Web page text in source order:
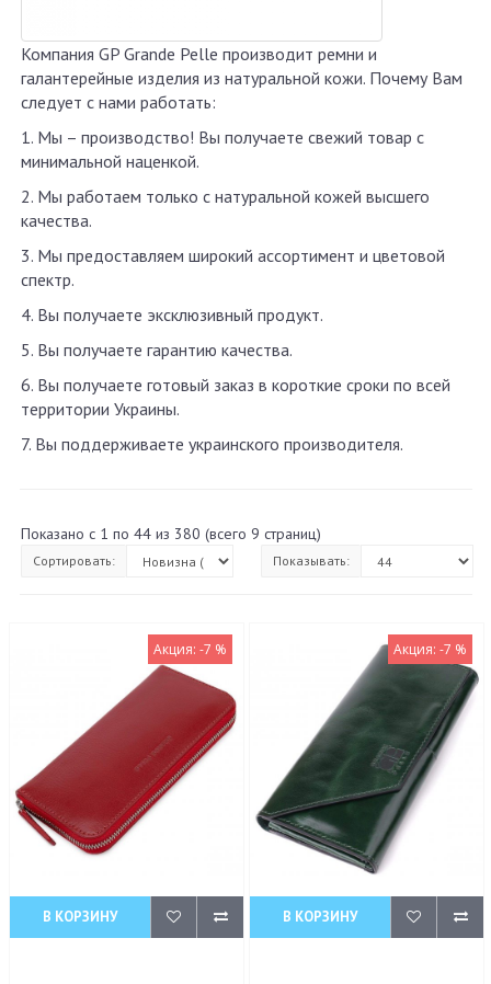
Компания GP Grande Pelle производит ремни и
галантерейные изделия из натуральной кожи. Почему Вам
следует с нами работать:
1. Мы – производство! Вы получаете свежий товар с
минимальной наценкой.
2. Мы работаем только с натуральной кожей высшего
качества.
3. Мы предоставляем широкий ассортимент и цветовой
спектр.
4. Вы получаете эксклюзивный продукт.
5. Вы получаете гарантию качества.
6. Вы получаете готовый заказ в короткие сроки по всей
территории Украины.
7. Вы поддерживаете украинского производителя.
Показано с 1 по 44 из 380 (всего 9 страниц)
Сортировать: Показывать:
Акция: -7 %
В КОРЗИНУ
Акция: -7 %
В КОРЗИНУ